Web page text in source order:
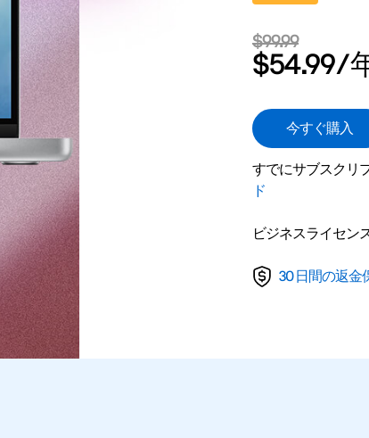
$99.99
$54.99/
今すぐ購入
すでにサブスクリ
ド
ビジネスライセン
30 日間の返金